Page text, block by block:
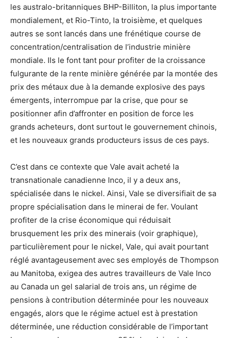
les australo-britanniques BHP-Billiton, la plus importante
mondialement, et Rio-Tinto, la troisième, et quelques
autres se sont lancés dans une frénétique course de
concentration/centralisation de l’industrie minière
mondiale. Ils le font tant pour profiter de la croissance
fulgurante de la rente minière générée par la montée des
prix des métaux due à la demande explosive des pays
émergents, interrompue par la crise, que pour se
positionner afin d’affronter en position de force les
grands acheteurs, dont surtout le gouvernement chinois,
et les nouveaux grands producteurs issus de ces pays.
C’est dans ce contexte que Vale avait acheté la
transnationale canadienne Inco, il y a deux ans,
spécialisée dans le nickel. Ainsi, Vale se diversifiait de sa
propre spécialisation dans le minerai de fer. Voulant
profiter de la crise économique qui réduisait
brusquement les prix des minerais (voir graphique),
particulièrement pour le nickel, Vale, qui avait pourtant
réglé avantageusement avec ses employés de Thompson
au Manitoba, exigea des autres travailleurs de Vale Inco
au Canada un gel salarial de trois ans, un régime de
pensions à contribution déterminée pour les nouveaux
engagés, alors que le régime actuel est à prestation
déterminée, une réduction considérable de l’important